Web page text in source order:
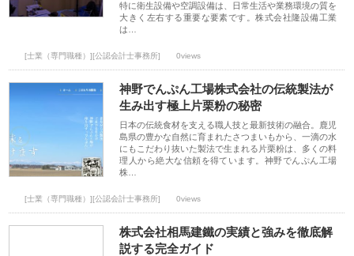
特に衛生設備や空調設備は、日常生活や業務環境の質を
大きく左右する重要な要素です。株式会社隆設備工業
は…
[士業（専門職種）][公認会計士事務所] 0views
神野でんぷん工場株式会社の伝統製法が
生み出す極上片栗粉の秘密
日本の伝統食材を支える職人技と最新技術の融合。鹿児
島県の豊かな自然に育まれたさつまいもから、一滴の水
にもこだわり抜いた製法で生まれる片栗粉は、多くの料
理人から絶大な信頼を得ています。神野でんぷん工場
株…
[士業（専門職種）][公認会計士事務所] 0views
株式会社相馬建鐵の実績と強みを徹底解
説する完全ガイド